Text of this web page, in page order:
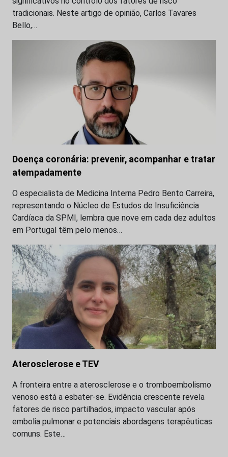
tradicionais. Neste artigo de opinião, Carlos Tavares
Bello,…
Doença coronária: prevenir, acompanhar e tratar
atempadamente
O especialista de Medicina Interna Pedro Bento Carreira,
representando o Núcleo de Estudos de Insuficiência
Cardíaca da SPMI, lembra que nove em cada dez adultos
em Portugal têm pelo menos…
Aterosclerose e TEV
A fronteira entre a aterosclerose e o tromboembolismo
venoso está a esbater-se. Evidência crescente revela
fatores de risco partilhados, impacto vascular após
embolia pulmonar e potenciais abordagens terapêuticas
comuns. Este…